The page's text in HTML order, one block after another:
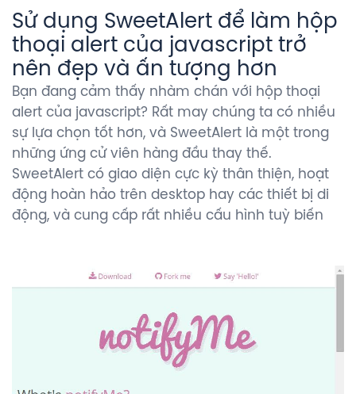
Sử dụng SweetAlert để làm hộp
thoại alert của javascript trở
nên đẹp và ấn tượng hơn
Bạn đang cảm thấy nhàm chán với hộp thoại
alert của javascript? Rất may chúng ta có nhiều
sự lựa chọn tốt hơn, và SweetAlert là một trong
những ứng cử viên hàng đầu thay thế.
SweetAlert có giao diện cực kỳ thân thiện, hoạt
động hoàn hảo trên desktop hay các thiết bị di
động, và cung cấp rất nhiều cấu hình tuỳ biến